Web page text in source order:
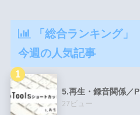
「総合ランキング」
今週の人気記事
5.再生・録音関係／
27ビュー